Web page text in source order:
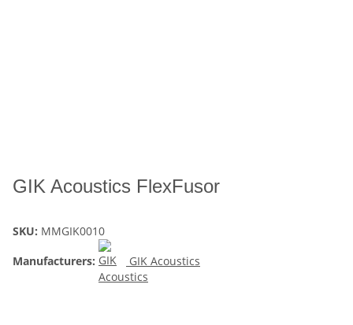
GIK Acoustics FlexFusor
SKU: MMGIK0010
Manufacturers:
GIK Acoustics